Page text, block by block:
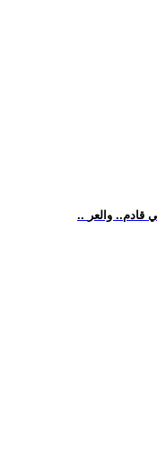
قادم.. والعر